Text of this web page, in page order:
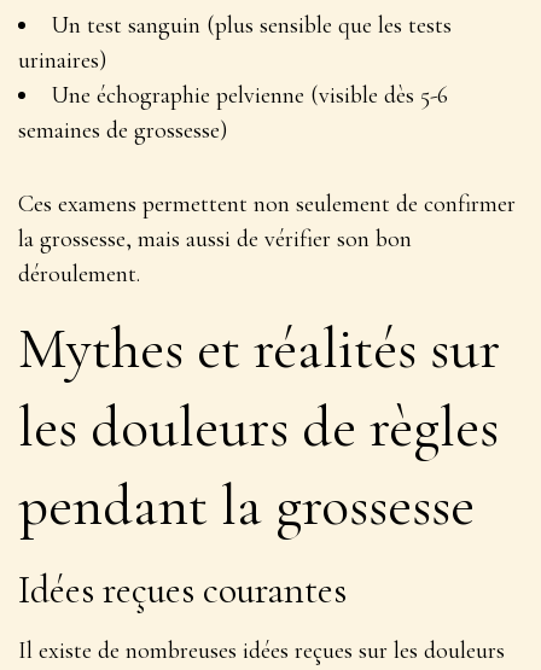
Un test sanguin (plus sensible que les tests
urinaires)
Une échographie pelvienne (visible dès 5-6
semaines de grossesse)
Ces examens permettent non seulement de confirmer
la grossesse, mais aussi de vérifier son bon
déroulement.
Mythes et réalités sur
les douleurs de règles
pendant la grossesse
Idées reçues courantes
Il existe de nombreuses idées reçues sur les douleurs